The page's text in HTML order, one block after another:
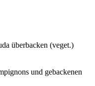
überbacken (veget.)
und gebackenen